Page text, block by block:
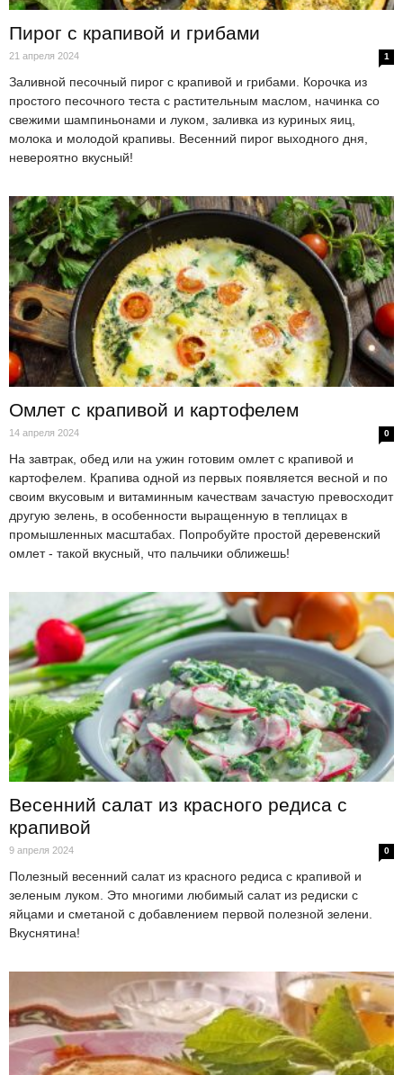
Пирог с крапивой и грибами
21 апреля 2024 1
Заливной песочный пирог с крапивой и грибами. Корочка из
простого песочного теста с растительным маслом, начинка со
свежими шампиньонами и луком, заливка из куриных яиц,
молока и молодой крапивы. Весенний пирог выходного дня,
невероятно вкусный!
Омлет с крапивой и картофелем
14 апреля 2024 0
На завтрак, обед или на ужин готовим омлет с крапивой и
картофелем. Крапива одной из первых появляется весной и по
своим вкусовым и витаминным качествам зачастую превосходит
другую зелень, в особенности выращенную в теплицах в
промышленных масштабах. Попробуйте простой деревенский
омлет - такой вкусный, что пальчики оближешь!
Весенний салат из красного редиса с
крапивой
9 апреля 2024 0
Полезный весенний салат из красного редиса с крапивой и
зеленым луком. Это многими любимый салат из редиски с
яйцами и сметаной с добавлением первой полезной зелени.
Вкуснятина!